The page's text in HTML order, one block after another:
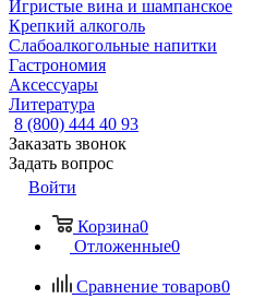
Игристые вина и шампанское
Крепкий алкоголь
Слабоалкогольные напитки
Гастрономия
Аксессуары
Литература
8 (800) 444 40 93
Заказать звонок
Задать вопрос
Войти
Корзина0
Отложенные0
Сравнение товаров0